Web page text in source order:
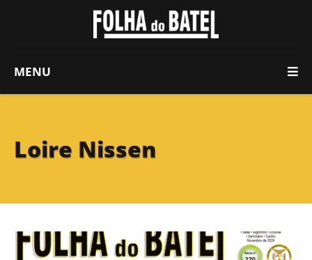
MENU
Loire Nissen